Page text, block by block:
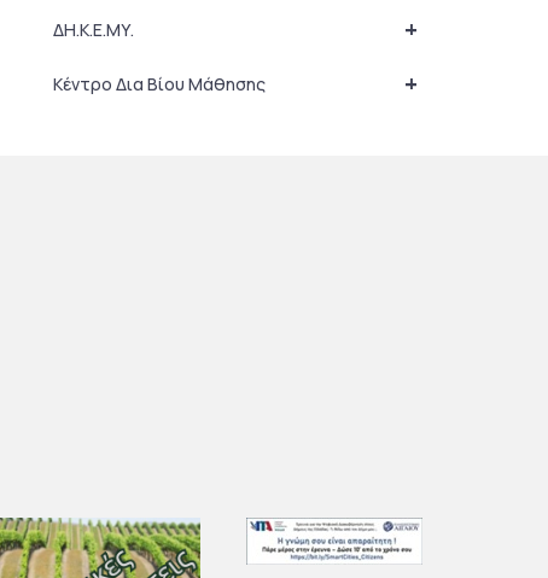
+
ΔΗ.Κ.Ε.ΜΥ.
+
Κέντρο Δια Βίου Μάθησης